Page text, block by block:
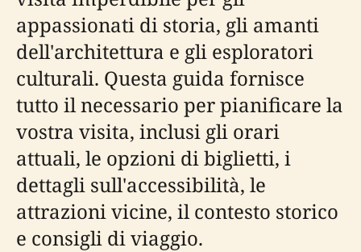
appassionati di storia, gli amanti
dell'architettura e gli esploratori
culturali. Questa guida fornisce
tutto il necessario per pianificare la
vostra visita, inclusi gli orari
attuali, le opzioni di biglietti, i
dettagli sull'accessibilità, le
attrazioni vicine, il contesto storico
e consigli di viaggio.